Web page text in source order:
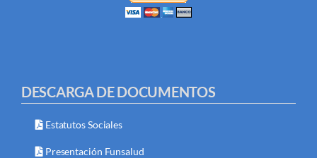
DESCARGA DE DOCUMENTOS
Estatutos Sociales
Presentación Funsalud